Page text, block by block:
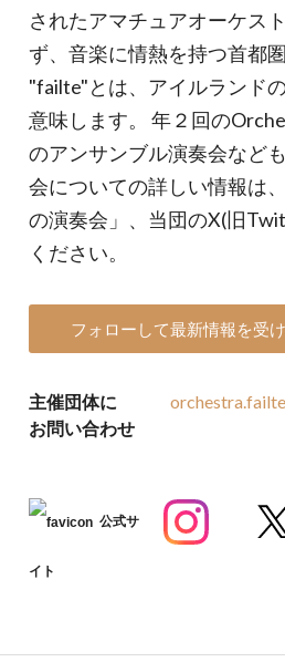
されたアマチュアオーケス
ず、音楽に情熱を持つ首都
"failte"とは、アイルランド
意味します。 年２回の
のアンサンブル演奏会など
会についての詳しい情報は
の演奏会」、当団のX(旧
ください。
フォローして最新情報を受
主催団体に
お問い合わせ
公式サ
イト